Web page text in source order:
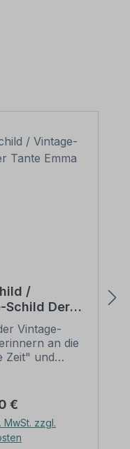
/
Schild Der
Laden
Vintage-
an die
Zeit" und
Sind
im Original
und häufig
Preise
Preis:
€
MwSt. zzgl.